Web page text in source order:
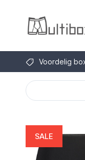
Voordelig
SALE